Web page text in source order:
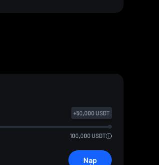
100,000 USDT
+50,000 USDT
Nạp